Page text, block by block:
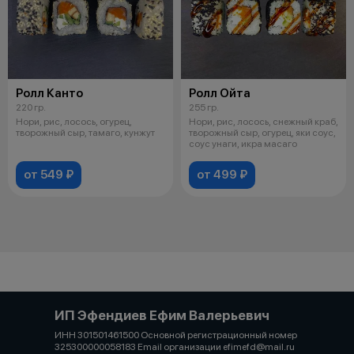
Ролл Канто
220 гр.
Нори, рис, лосось, огурец,
творожный сыр, тамаго, кунжут
от 549 ₽
Ролл Ойта
255 гр.
Нори, рис, лосось, снежный краб,
творожный сыр, огурец, яки соус,
соус унаги, икра масаго
от 499 ₽
ИП Эфендиев Ефим Валерьевич
ИНН 301501461500 Основной регистрационный номер
325300000058183 Email организации efimefd@mail.ru